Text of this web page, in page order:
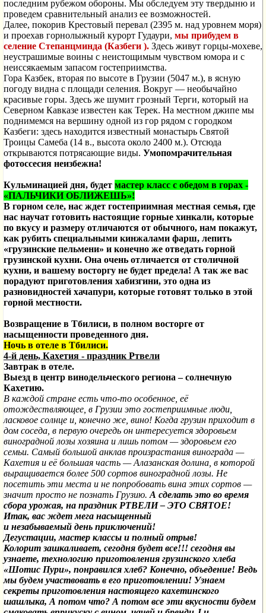
последним рубежом обороны. Мы обследуем эту твердыню и
проведем сравнительный анализ ее возможностей.
Далее, покорив Крестовый перевал (2395 м. над уровнем моря)
и проехав горнолыжный курорт Гудаури, мы прибудем в
селение Степанцминда (Казбеги ). Здесь живут горцы-мохеве,
неустрашимые воины с неистощимым чувством юмора и с
неиссякаемым запасом гостеприимства.
Гора Казбек, вторая по высоте в Грузии (5047 м.), в ясную
погоду видна с площади селения. Вокруг — необычайно
красивые горы. Здесь же шумит грозный Терги, который на
Северном Кавказе известен как Терек. На местном джипе мы
поднимемся на вершину одной из гор рядом с городком
Казбеги: здесь находится известный монастырь Святой
Троицы Самеба (14 в., высота около 2400 м.). Отсюда
открываются потрясающие виды. Умопомрачительная
фотоссесия неизбежна!
Кульминацией дня, будет мастер класс с обедом в горах -
«ПАЛЬЧИКИ ОБЛИЖЕШЬ»!
В горном селе, нас ждет гостеприимная местная семья, где
нас научат готовить настоящие горные хинкали, которые
по вкусу и размеру отличаются от обычного, нам покажут,
как рубить специальными кинжалами фарш, лепить
«грузинские пельмени» и конечно же отведать горной
грузинской кухни. Она очень отличается от столичной
кухни, и вашему восторгу не будет предела! А так же вас
порадуют приготовления хабизгини, это одна из
разновидностей хачапури, которые готовят только в этой
горной местности.
Возвращение в Тбилиси, в полном восторге от
насыщенности проведенного дня.
Ночь в отеле в Тбилиси.
4-й день, Кахетия - праздник Ртвели
Завтрак в отеле.
Выезд в центр винодельческого региона – солнечную
Кахетию.
В каждой стране есть что-то особенное, её
отождествляющее, в Грузии это гостеприимные люди,
ласковое солнце и, конечно же, вино! Когда грузин приходит в
дом соседа, в первую очередь он интересуется здоровьем
виноградной лозы хозяина и лишь потом — здоровьем его
семьи. Самый большой анклав произрастания винограда —
Кахетия и её большая часть — Алазанская долина, в которой
выращивается более 500 сортов виноградной лозы. Не
посетить эти места и не попробовать вина этих сортов —
значит просто не познать Грузию. А сделать это во время
сбора урожая, на праздник РТВЕЛИ – ЭТО СВЯТОЕ!
Итак, вас ждет мега насыщенный
и незабываемый день приключений!
Дегустации, мастер классы и полный отрыв!
Колорит зашкаливает, сегодня будет все!!! сегодня вы
узнаете, технологию приготовления грузинского хлеба
«Шотис Пури», понравился хлеб? Конечно, объедение! Ведь
мы будем участвовать в его приготовлении! Узнаем
секреты приготовления настоящего кахетинского
шашлыка, А потом что? А потом все эти вкусности будем